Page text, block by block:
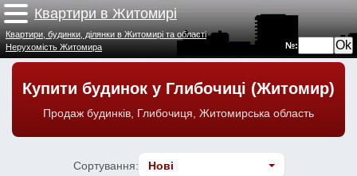
Квартири в Житомирі
№:
Квартири, будинки, ділянки в Житомирі та області
Нерухомість Житомира
Купити будинок у Глибочиці (Житомир)
Продаж будинків, Глибочиця, Житомирська область
Сортування: